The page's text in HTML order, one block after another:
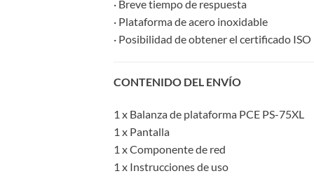
· Breve tiempo de respuesta
· Plataforma de acero inoxidable
· Posibilidad de obtener el certificado ISO
CONTENIDO DEL ENVÍO
1 x Balanza de plataforma PCE PS-75XL
1 x Pantalla
1 x Componente de red
1 x Instrucciones de uso